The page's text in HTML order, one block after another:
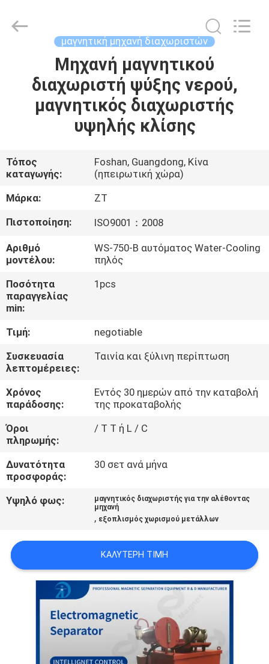
ΠΡΟΪΌΝΤΑ
ΕΜΕΊΣ
ΓΎΡΟΣ
ΕΡΓΟΣΤΑΣΊΩΝ
ΠΟΙΟΤΙΚΌΣ
ΈΛΕΓΧΟΣ
ΜΑΣ
ΕΛΆΤΕ
ΣΕ
ΕΠΑΦΉ
ΜΕ
ΕΙΔΉΣΕΙΣ
&
ΓΝΏΣΗ
ΠΕΡΙΠΤΏΣΕΙΣ
SITEMAP
PRIVACY
POLICY
μαγνητική μηχανή διαχωριστών
Μηχανή μαγνητικού
διαχωριστή ψύξης νερού,
μαγνητικός διαχωριστής
υψηλής κλίσης
Τόπος
καταγωγής:
Foshan, Guangdong, Κίνα
(ηπειρωτική χώρα)
Μάρκα:
ZT
Πιστοποίηση:
ISO9001：2008
Αριθμό
μοντέλου:
WS-750-Β αυτόματος Water-Cooling
πηλός
Ποσότητα
παραγγελίας
min:
1pcs
Τιμή:
negotiable
Συσκευασία
λεπτομέρειες:
Ταινία και ξύλινη περίπτωση
Χρόνος
παράδοσης:
Εντός 30 ημερών από την καταβολή
της προκαταβολής
Όροι
πληρωμής:
/ T T ή L / C
Δυνατότητα
προσφοράς:
30 σετ ανά μήνα
Υψηλό φως:
μαγνητικός διαχωριστής για την αλέθοντας
μηχανή
, εξοπλισμός χωρισμού μετάλλων
ΚΑΛΎΤΕΡΗ ΤΙΜΉ